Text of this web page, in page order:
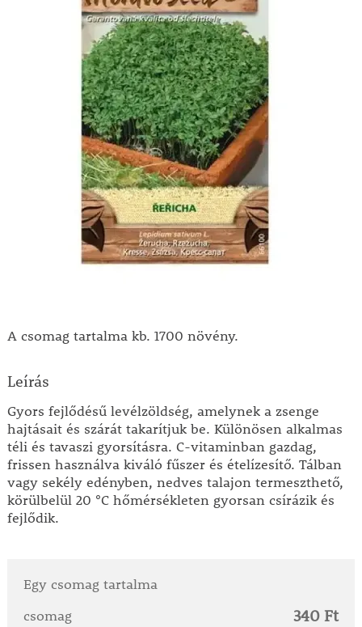
A csomag tartalma kb. 1700 növény.
Leírás
Gyors fejlődésű levélzöldség, amelynek a zsenge
hajtásait és szárát takarítjuk be. Különösen alkalmas
téli és tavaszi gyorsításra. C-vitaminban gazdag,
frissen használva kiváló fűszer és ételízesítő. Tálban
vagy sekély edényben, nedves talajon termeszthető,
körülbelül 20 °C hőmérsékleten gyorsan csírázik és
fejlődik.
Egy csomag tartalma
csomag
340 Ft